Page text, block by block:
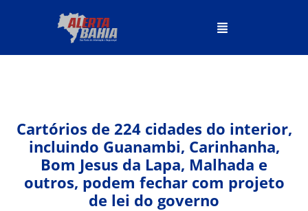
Cartórios de 224 cidades do interior,
incluindo Guanambi, Carinhanha,
Bom Jesus da Lapa, Malhada e
outros, podem fechar com projeto
de lei do governo